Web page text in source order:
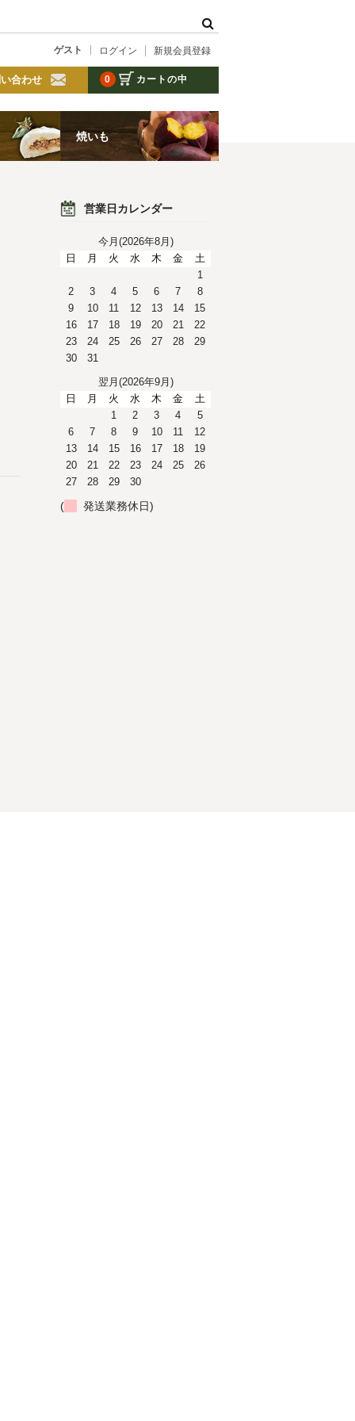
ゲスト ログイン 新規会員登録
合わせ カートの中
0
焼いも
営業日カレンダー
今月(2026年8月)
日
月 火 水 木 金
土
1
2
3 4 5 6 7
8
9
10 11 12 13 14
15
16
17 18 19 20 21
22
23
24 25 26 27 28
29
30
31
翌月(2026年9月)
日
月 火 水 木 金
土
1
2 3 4
5
6
7 8 9 10 11
12
13
14 15 16 17 18
19
20
21 22 23 24 25
26
27
28 29 30
( 発送業務休日)